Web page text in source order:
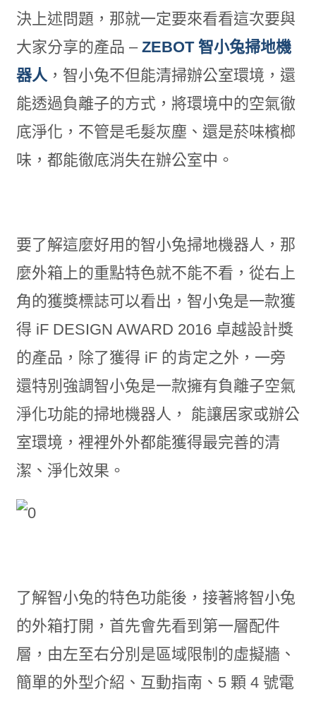
決上述問題，那就一定要來看看這次要與
大家分享的產品 – ZEBOT 智小兔掃地機
器人，智小兔不但能清掃辦公室環境，還
能透過負離子的方式，將環境中的空氣徹
底淨化，不管是毛髮灰塵、還是菸味檳榔
味，都能徹底消失在辦公室中。
要了解這麼好用的智小兔掃地機器人，那
麼外箱上的重點特色就不能不看，從右上
角的獲獎標誌可以看出，智小兔是一款獲
得 iF DESIGN AWARD 2016 卓越設計獎
的產品，除了獲得 iF 的肯定之外，一旁
還特別強調智小兔是一款擁有負離子空氣
淨化功能的掃地機器人， 能讓居家或辦公
室環境，裡裡外外都能獲得最完善的清
潔、淨化效果。
了解智小兔的特色功能後，接著將智小兔
的外箱打開，首先會先看到第一層配件
層，由左至右分別是區域限制的虛擬牆、
簡單的外型介紹、互動指南、5 顆 4 號電